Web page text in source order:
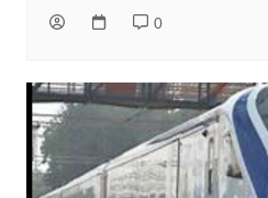
0